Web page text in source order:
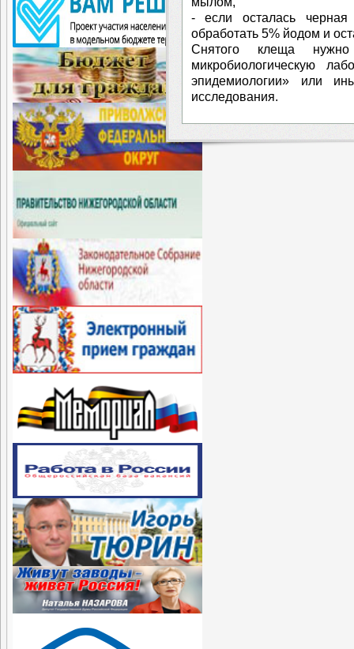
- если осталась черная
обработать 5% йодом и
Снятого клеща
микробиологическую
эпидемиологии» или
исследования.